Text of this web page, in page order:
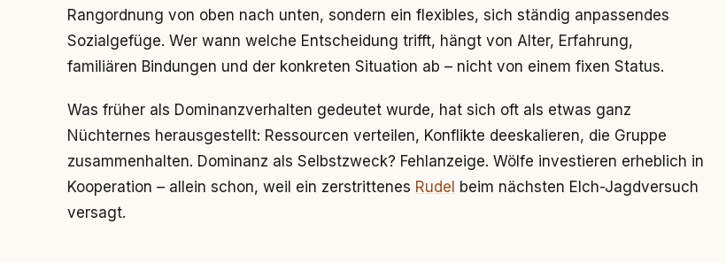
Rangordnung von oben nach unten, sondern ein flexibles, sich ständig anpassendes
Sozialgefüge. Wer wann welche Entscheidung trifft, hängt von Alter, Erfahrung,
familiären Bindungen und der konkreten Situation ab – nicht von einem fixen Status.
Was früher als Dominanzverhalten gedeutet wurde, hat sich oft als etwas ganz
Nüchternes herausgestellt: Ressourcen verteilen, Konflikte deeskalieren, die Gruppe
zusammenhalten. Dominanz als Selbstzweck? Fehlanzeige. Wölfe investieren erheblich in
Kooperation – allein schon, weil ein zerstrittenes Rudel beim nächsten Elch-Jagdversuch
versagt.